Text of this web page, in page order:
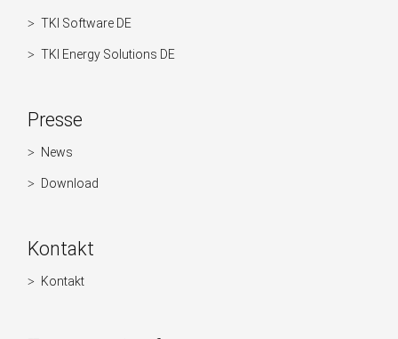
TKI Software DE
TKI Energy Solutions DE
Presse
Navigation
überspringen
News
Download
Kontakt
Navigation
Kontakt